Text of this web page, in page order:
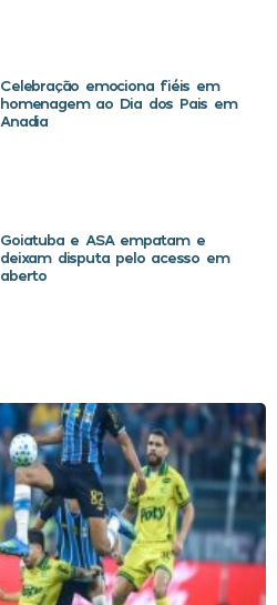
Celebração emociona fiéis em
homenagem ao Dia dos Pais em
Anadia
Goiatuba e ASA empatam e
deixam disputa pelo acesso em
aberto